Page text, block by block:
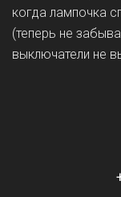
когда лампочка
(теперь не
выключатели не